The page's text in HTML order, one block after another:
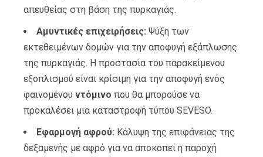
απευθείας στη βάση της πυρκαγιάς.
Αμυντικές επιχειρήσεις: Ψύξη των
εκτεθειμένων δομών για την αποφυγή εξάπλωσης
της πυρκαγιάς. Η προστασία του παρακείμενου
εξοπλισμού είναι κρίσιμη για την αποφυγή ενός
φαινομένου ντόμινο που θα μπορούσε να
προκαλέσει μια καταστροφή τύπου SEVESO.
Εφαρμογή αφρού: Κάλυψη της επιφάνειας της
δεξαμενής με αφρό για να αποκοπεί η παροχή